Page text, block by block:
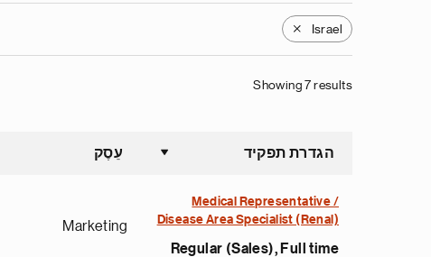
Israel
X
Showing 7 results
הגדרת תפקיד
ascending
עֵסֶק
Medical Representative /
Disease Area Specialist (Renal)
Regular (Sales), Full time
Marketing